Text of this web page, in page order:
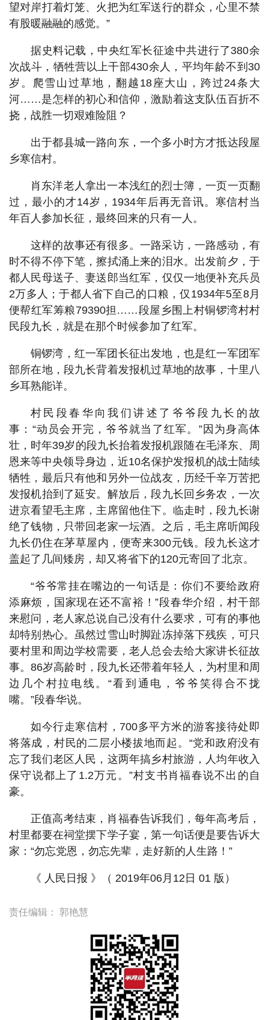
望对岸打着灯笼、火把为红军送行的群众，心里不禁
有股暖融融的感觉。”
据史料记载，中央红军长征途中共进行了380余
次战斗，牺牲营以上干部430余人，平均年龄不到30
岁。爬雪山过草地，翻越18座大山，跨过24条大
河……是怎样的初心和信仰，激励着这支队伍百折不
挠，战胜一切艰难险阻？
出于都县城一路向东，一个多小时方才抵达段屋
乡寒信村。
肖东洋老人拿出一本浅红的烈士簿，一页一页翻
过，最小的才14岁，1934年后再无音讯。寒信村当
年百人参加长征，最终回来的只有一人。
这样的故事还有很多。一路采访，一路感动，有
时不得不停下笔，擦拭涌上来的泪水。出发前夕，于
都人民母送子、妻送郎当红军，仅仅一地便补充兵员
2万多人；于都人省下自己的口粮，仅1934年5至8月
便帮红军筹粮79390担……段屋乡围上村铜锣湾村村
民段九长，就是在那个时候参加了红军。
铜锣湾，红一军团长征出发地，也是红一军团军
部所在地，段九长背着发报机过草地的故事，十里八
乡耳熟能详。
村民段春华向我们讲述了爷爷段九长的故
事：“动员会开完，爷爷就当了红军。”因为身高体
壮，时年39岁的段九长抬着发报机跟随在毛泽东、周
恩来等中央领导身边，近10名保护发报机的战士陆续
牺牲，最后只有他和另外一位战友，历经千辛万苦把
发报机抬到了延安。解放后，段九长回乡务农，一次
进京看望毛主席，主席留他住下。临走时，段九长谢
绝了钱物，只带回老家一坛酒。之后，毛主席听闻段
九长仍住在茅草屋内，便寄来300元钱。段九长这才
盖起了几间矮房，却又将省下的120元寄回了北京。
“爷爷常挂在嘴边的一句话是：你们不要给政府
添麻烦，国家现在还不富裕！”段春华介绍，村干部
来慰问，老人家总说自己没有什么要求，可有的事他
却特别热心。虽然过雪山时脚趾冻掉落下残疾，可只
要村里和周边学校需要，老人总会去给大家讲长征故
事。86岁高龄时，段九长还带着年轻人，为村里和周
边几个村拉电线。“看到通电，爷爷笑得合不拢
嘴。”段春华说。
如今行走寒信村，700多平方米的游客接待处即
将落成，村民的二层小楼拔地而起。“党和政府没有
忘了我们老区人民，这两年搞乡村旅游，人均年收入
保守说都上了1.2万元。”村支书肖福春说不出的自
豪。
正值高考结束，肖福春告诉我们，每年高考后，
村里都要在祠堂摆下学子宴，第一句话便是要告诉大
家：“勿忘党恩，勿忘先辈，走好新的人生路！”
《 人民日报 》（ 2019年06月12日 01 版）
责任编辑： 郭艳慧